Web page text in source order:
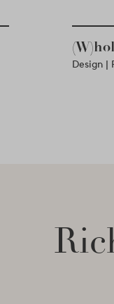
Design |